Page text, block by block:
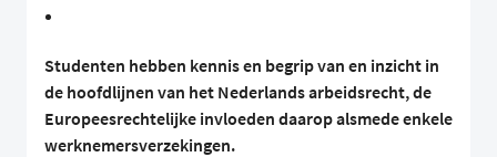
Studenten hebben kennis en begrip van en inzicht in
de hoofdlijnen van het Nederlands arbeidsrecht, de
Europeesrechtelijke invloeden daarop alsmede enkele
werknemersverzekingen.